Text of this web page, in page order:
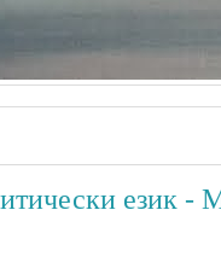
език -